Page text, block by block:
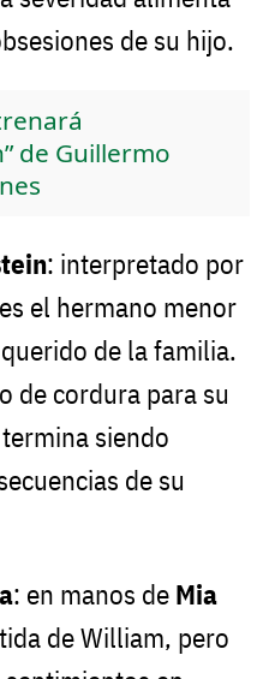
de su hijo.
de Guillermo
: interpretado por
el hermano menor
de la familia.
de cordura para su
siendo
de su
: en manos de Mia
de William, pero